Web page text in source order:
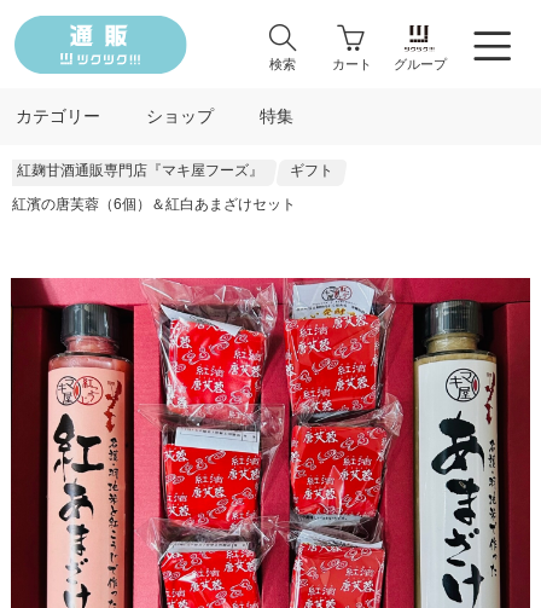
検索 カート グループ
カテゴリー ショップ 特集
紅麹甘酒通販専門店『マキ屋フーズ』
ギフト
紅濱の唐芙蓉（6個）＆紅白あまざけセット